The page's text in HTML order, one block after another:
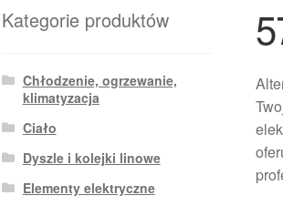
Kategorie produktów
Chłodzenie, ogrzewanie,
klimatyzacja
Ciało
Dyszle i kolejki linowe
Elementy elektryczne